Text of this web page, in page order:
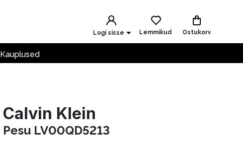
Logi sisse Lemmikud Ostukorv
Kauplused
Calvin Klein
Pesu LV00QD5213